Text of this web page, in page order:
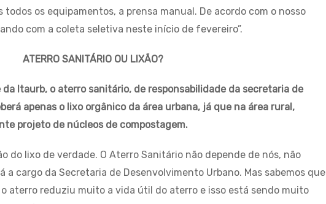
os equipamentos, a prensa manual. De acordo com o nosso
com a coleta seletiva neste início de fevereiro”.
ATERRO SANITÁRIO OU LIXÃO?
Itaurb, o aterro sanitário, de responsabilidade da secretaria de
apenas o lixo orgânico da área urbana, já que na área rural,
projeto de núcleos de compostagem.
do lixo de verdade. O Aterro Sanitário não depende de nós, não
a cargo da Secretaria de Desenvolvimento Urbano. Mas sabemos que
aterro reduziu muito a vida útil do aterro e isso está sendo muito